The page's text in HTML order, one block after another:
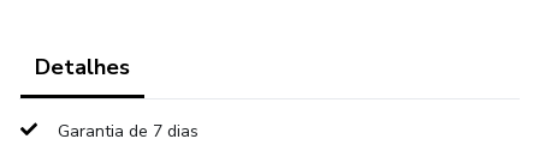
Detalhes
Garantia de 7 dias